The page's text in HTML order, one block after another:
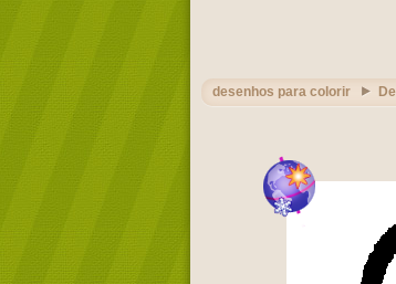
desenhos para colorir